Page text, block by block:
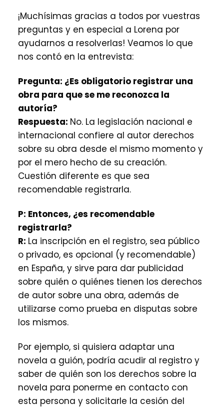
¡Muchísimas gracias a todos por vuestras
preguntas y en especial a Lorena por
ayudarnos a resolverlas! Veamos lo que
nos contó en la entrevista:
Pregunta: ¿Es obligatorio registrar una
obra para que se me reconozca la
autoría?
Respuesta: No. La legislación nacional e
internacional confiere al autor derechos
sobre su obra desde el mismo momento y
por el mero hecho de su creación.
Cuestión diferente es que sea
recomendable registrarla.
P: Entonces, ¿es recomendable
registrarla?
R: La inscripción en el registro, sea público
o privado, es opcional (y recomendable)
en España, y sirve para dar publicidad
sobre quién o quiénes tienen los derechos
de autor sobre una obra, además de
utilizarse como prueba en disputas sobre
los mismos.
Por ejemplo, si quisiera adaptar una
novela a guión, podría acudir al registro y
saber de quién son los derechos sobre la
novela para ponerme en contacto con
esta persona y solicitarle la cesión del